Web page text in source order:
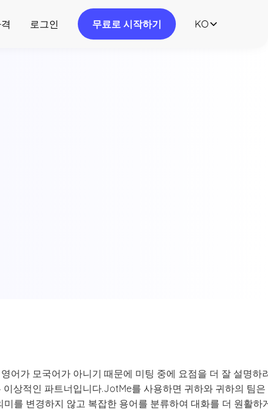
로그인 무료로 시작하기 KO
어가 모국어가 아니기 때문에 미팅 중에 요점을 더 잘 설명하
상적인 파트너입니다.JotMe를 사용하면 귀하와 귀하의 팀
를 변경하지 않고 복잡한 용어를 분류하여 대화를 더 원활하